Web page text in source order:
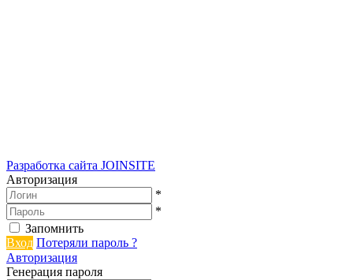
Разработка сайта JOINSITE
Авторизация
*
*
Запомнить
Вход Потеряли пароль ?
Авторизация
Генерация пароля